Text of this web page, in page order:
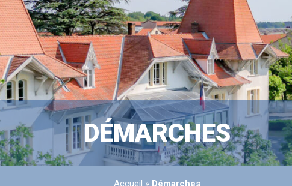
DÉMARCHES
Accueil » Démarches